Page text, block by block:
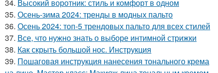
34. Высокий воротник: стиль и комфорт в одном
35. Осень-зима 2024: тренды в модных пальто
36. Осень 2024: топ-5 трендовых пальто для всех стилей
37. Все, что нужно знать о выборе интимной стрижки
38. Как скрыть большой нос. Инструкция
39. Пошаговая инструкция нанесения тонального крема